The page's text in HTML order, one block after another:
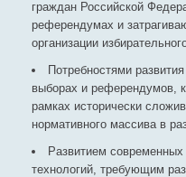
граждан Российской
референдумах и
организации
Потребностями
выборах и референдумов,
рамках исторически
нормативного массива в
Развитием
технологий, требующим